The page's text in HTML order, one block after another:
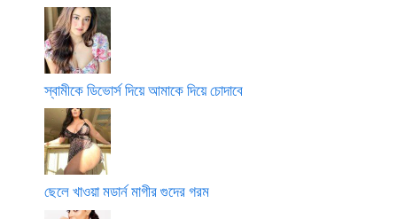
স্বামীকে ডিভোর্স দিয়ে আমাকে দিয়ে চোদাবে
ছেলে খাওয়া মডার্ন মাগীর গুদের গরম